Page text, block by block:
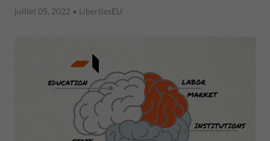
juillet 05, 2022 • LibertiesEU